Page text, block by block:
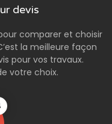
devis
comparer et choisir
la meilleure façon
pour vos travaux.
votre choix.